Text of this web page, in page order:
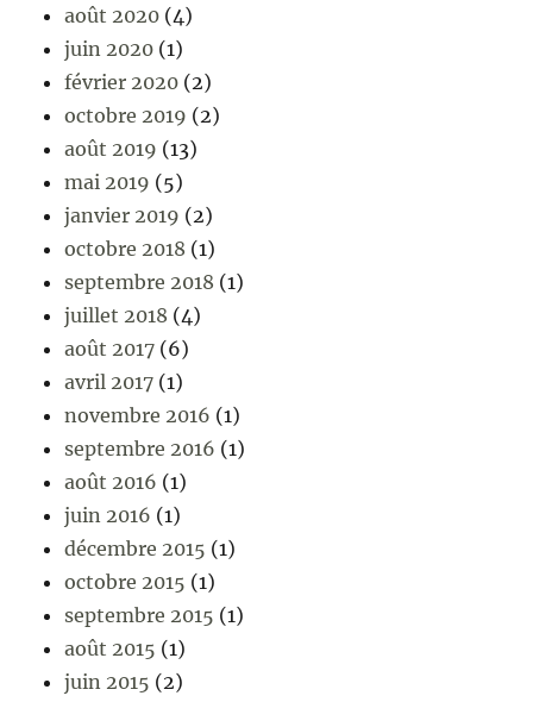
août 2020 (4)
juin 2020 (1)
février 2020 (2)
octobre 2019 (2)
août 2019 (13)
mai 2019 (5)
janvier 2019 (2)
octobre 2018 (1)
septembre 2018 (1)
juillet 2018 (4)
août 2017 (6)
avril 2017 (1)
novembre 2016 (1)
septembre 2016 (1)
août 2016 (1)
juin 2016 (1)
décembre 2015 (1)
octobre 2015 (1)
septembre 2015 (1)
août 2015 (1)
juin 2015 (2)